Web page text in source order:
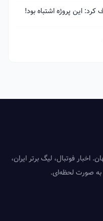
کرد: این پروژه اشتباه بود!
اخبار فوتبال، لیگ برتر ایران،
به صورت لحظه‌ای.